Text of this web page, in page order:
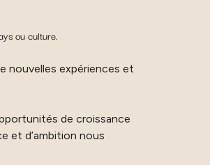
ou culture.
nouvelles expériences et
de croissance
et d’ambition nous